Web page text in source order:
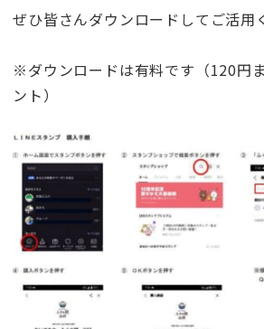
ぜひ皆さんダウンロードしてご活
※ダウンロードは有料です（120円
ント）